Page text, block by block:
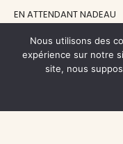
EN ATTENDANT NADEAU
NOS SOUTIENS
Nous utilisons des
expérience sur notre
site, nous